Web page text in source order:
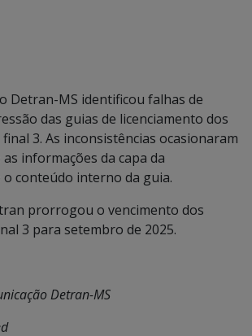
Detran-MS identificou falhas de
das guias de licenciamento dos
3. As inconsistências ocasionaram
informações da capa da
conteúdo interno da guia.
prorrogou o vencimento dos
3 para setembro de 2025.
Detran-MS